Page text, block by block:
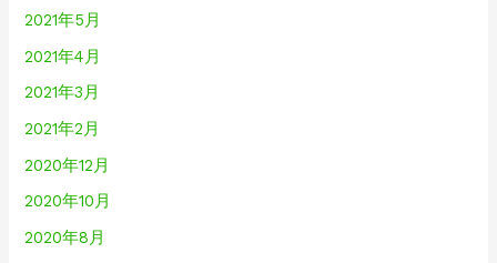
2021年5月
2021年4月
2021年3月
2021年2月
2020年12月
2020年10月
2020年8月